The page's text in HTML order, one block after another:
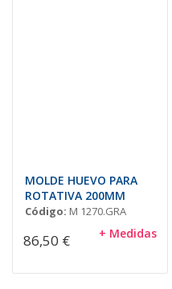
MOLDE HUEVO PARA
ROTATIVA 200MM
Código: M 1270.GRA
86,50 € + Medidas